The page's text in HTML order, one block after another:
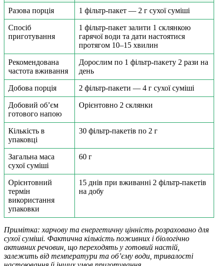
Разова порція 1 фільтр-пакет — 2 г сухої суміші
Спосіб
приготування
1 фільтр-пакет залити 1 склянкою
гарячої води та дати настоятися
протягом 10–15 хвилин
Рекомендована
частота вживання
Дорослим по 1 фільтр-пакету 2 рази на
день
Добова порція 2 фільтр-пакети — 4 г сухої суміші
Добовий об’єм
готового напою
Орієнтовно 2 склянки
Кількість в
упаковці
30 фільтр-пакетів по 2 г
Загальна маса
сухої суміші
60 г
Орієнтовний
термін
використання
упаковки
15 днів при вживанні 2 фільтр-пакетів
на добу
Примітка: харчову та енергетичну цінність розраховано для
сухої суміші. Фактична кількість поживних і біологічно
активних речовин, що переходять у готовий настій,
залежить від температури та об’єму води, тривалості